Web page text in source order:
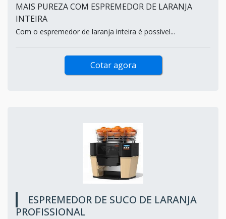
MAIS PUREZA COM ESPREMEDOR DE LARANJA
INTEIRA
Com o espremedor de laranja inteira é possível...
Cotar agora
ESPREMEDOR DE SUCO DE LARANJA
PROFISSIONAL